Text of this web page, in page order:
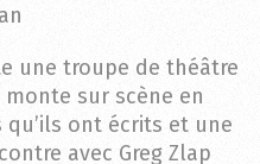
une troupe de théâtre
sur scène en
ont écrits et une
avec Greg Zlap